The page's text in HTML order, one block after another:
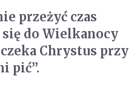
przeżyć czas
do Wielkanocy
Chrystus przy